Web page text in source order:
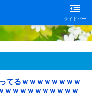
サイドバー
てるｗｗｗｗｗｗｗｗ
ｗｗｗｗｗｗｗｗｗｗ